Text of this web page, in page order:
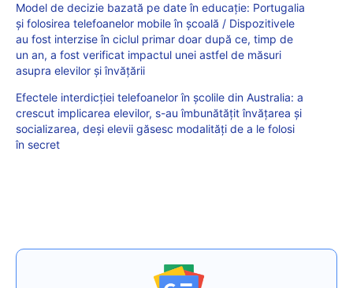
Model de decizie bazată pe date în educație: Portugalia
și folosirea telefoanelor mobile în școală / Dispozitivele
au fost interzise în ciclul primar doar după ce, timp de
un an, a fost verificat impactul unei astfel de măsuri
asupra elevilor și învățării
Efectele interdicției telefoanelor în școlile din Australia: a
crescut implicarea elevilor, s-au îmbunătățit învățarea și
socializarea, deși elevii găsesc modalități de a le folosi
în secret